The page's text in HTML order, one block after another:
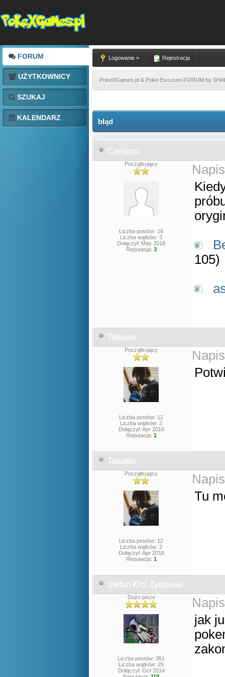
FORUM
UŻYTKOWNICY
SZUKAJ
KALENDARZ
Logowanie » Rejestracja
PokeXGames.pl & Poke-Evo.com FORUM by
błąd
Carisimo
Początkujący
Liczba postów: 16
Liczba wątków: 3
Dołączył: May 2018
Reputacja: 3
105)
Tatuator
Początkujący
Liczba postów: 12
Liczba wątków: 2
Dołączył: Apr 2018
Reputacja: 1
Tatuator
Początkujący
Liczba postów: 12
Liczba wątków: 2
Dołączył: Apr 2018
Reputacja: 1
Tu
Stefan Krol Zydowski
Dużo pisze
Liczba postów: 351
Liczba wątków: 25
Dołączył: Oct 2014
jak